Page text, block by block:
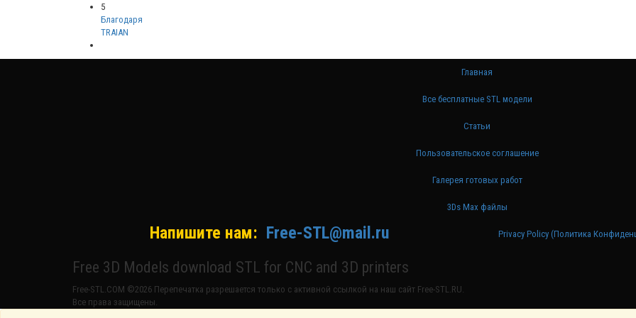
5
Благодаря
TRAIAN
Главная
Все бесплатные STL модели
Статьи
Пользовательское соглашение
Галерея готовых работ
3Ds Max файлы
Напишите нам: Free-STL@mail.ru
Free 3D Models download STL for CNC and 3D printers
Free-STL.COM ©2026 Перепечатка разрешается только с активной ссылкой на наш сайт Free-STL.RU.
Все права защищены.
Privacy Policy (Политика